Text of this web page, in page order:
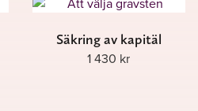
Säkring av kapitäl
1 430 kr